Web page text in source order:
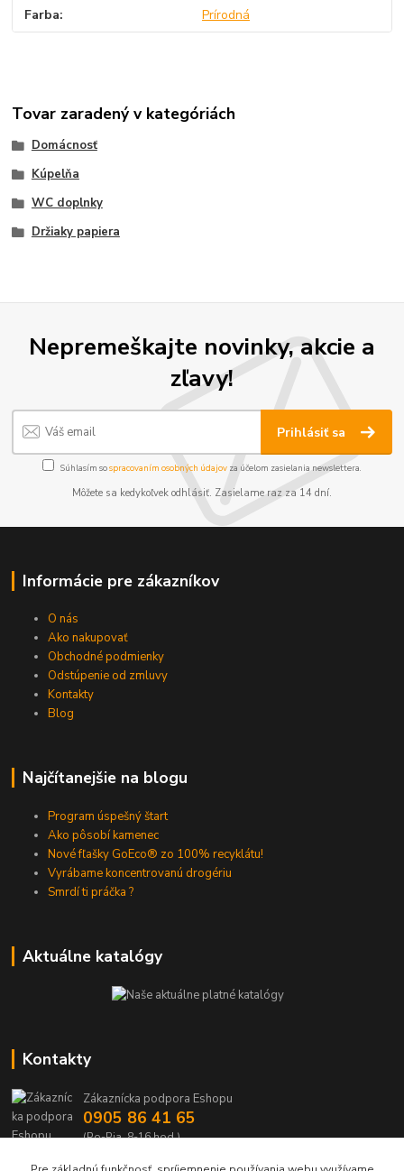
Farba Prírodná
Tovar zaradený v kategóriách
Domácnosť
Kúpelňa
WC doplnky
Držiaky papiera
Nepremeškajte novinky, akcie a
zľavy!
Prihlásiť sa
Súhlasím sospracovaním osobných údajov za účelom zasielania newslettera.
Môžete sa kedykoľvek odhlásiť. Zasielame raz za 14 dní.
Informácie pre zákazníkov
O nás
Ako nakupovať
Obchodné podmienky
Odstúpenie od zmluvy
Kontakty
Blog
Najčítanejšie na blogu
Program úspešný štart
Ako pôsobí kamenec
Nové fľašky GoEco® zo 100% recyklátu!
Vyrábame koncentrovanú drogériu
Smrdí ti práčka ?
Aktuálne katalógy
Kontakty
Zákaznícka podpora Eshopu
0905 86 41 65
(Po-Pia, 8-16 hod.)